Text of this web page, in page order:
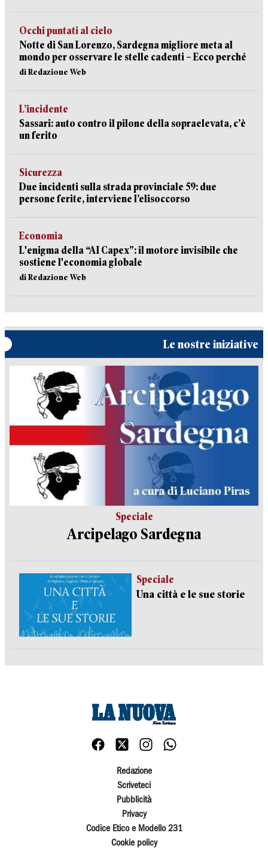
Occhi puntati al cielo
Notte di San Lorenzo, Sardegna migliore meta al
mondo per osservare le stelle cadenti – Ecco perché
di Redazione Web
L’incidente
Sassari: auto contro il pilone della sopraelevata, c’è
un ferito
Sicurezza
Due incidenti sulla strada provinciale 59: due
persone ferite, interviene l’elisoccorso
Economia
L'enigma della “AI Capex”: il motore invisibile che
sostiene l'economia globale
di Redazione Web
Le nostre iniziative
Speciale
Arcipelago Sardegna
Speciale
Una città e le sue storie
Redazione
Scriveteci
Pubblicità
Privacy
Codice Etico e Modello 231
Cookie policy